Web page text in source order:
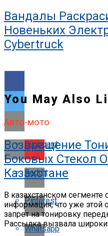
Вандалы
Новеньких
Cybertruck
Flipboard
Reddit
Pinterest
Whatsapp
You May Also
Авто-мото
Возвращение
Боковых Стекол
Казахстане
В казахстанском сегменте
информация, что уже этой
запрет на тонировку
Рассылка вызвала